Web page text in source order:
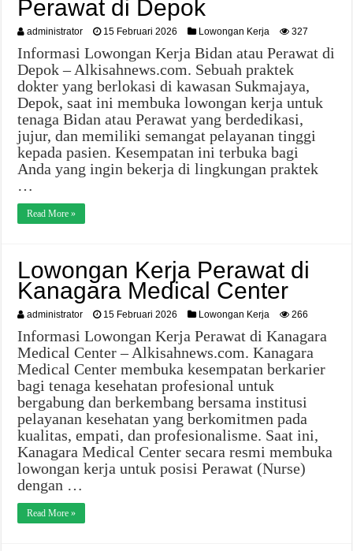
Perawat di Depok
administrator 15 Februari 2026 Lowongan Kerja 327
Informasi Lowongan Kerja Bidan atau Perawat di
Depok – Alkisahnews.com. Sebuah praktek
dokter yang berlokasi di kawasan Sukmajaya,
Depok, saat ini membuka lowongan kerja untuk
tenaga Bidan atau Perawat yang berdedikasi,
jujur, dan memiliki semangat pelayanan tinggi
kepada pasien. Kesempatan ini terbuka bagi
Anda yang ingin bekerja di lingkungan praktek
…
Read More »
Lowongan Kerja Perawat di
Kanagara Medical Center
administrator 15 Februari 2026 Lowongan Kerja 266
Informasi Lowongan Kerja Perawat di Kanagara
Medical Center – Alkisahnews.com. Kanagara
Medical Center membuka kesempatan berkarier
bagi tenaga kesehatan profesional untuk
bergabung dan berkembang bersama institusi
pelayanan kesehatan yang berkomitmen pada
kualitas, empati, dan profesionalisme. Saat ini,
Kanagara Medical Center secara resmi membuka
lowongan kerja untuk posisi Perawat (Nurse)
dengan …
Read More »